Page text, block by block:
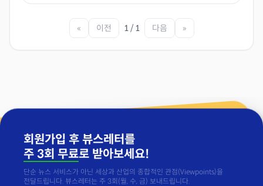
« 이전 1 / 1 다음 »
회원가입 후 뷰스레터를
주 3회 무료로 받아보세요!
단순 뉴스 서비스가 아닌 세상과 산업의 종합적인 관점(Viewpoints)을
전달드립니다. 뷰스레터는 주 3회(월, 수, 금) 보내드립니다.